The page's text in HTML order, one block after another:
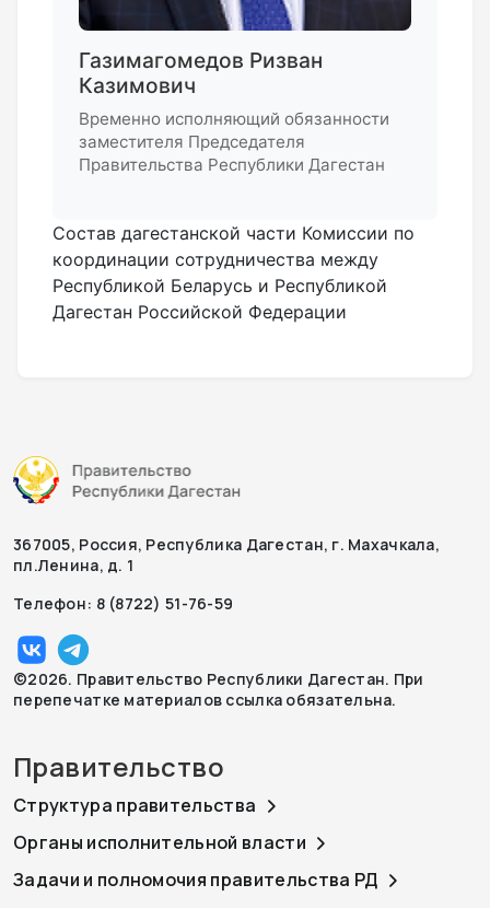
Газимагомедов Ризван
Казимович
Временно исполняющий обязанности
заместителя Председателя
Правительства Республики Дагестан
Состав дагестанской части Комиссии по
координации сотрудничества между
Республикой Беларусь и Республикой
Дагестан Российской Федерации
367005, Россия, Республика Дагестан, г. Махачкала,
пл.Ленина, д. 1
Телефон: 8 (8722) 51-76-59
©2026. Правительство Республики Дагестан. При
перепечатке материалов ссылка обязательна.
Правительство
Структура правительства
Органы исполнительной власти
Задачи и полномочия правительства РД